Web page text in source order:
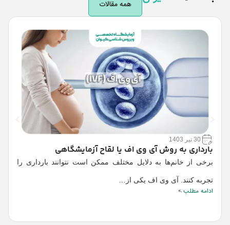
همه مقالات
30 تیر 1403
بارداری به روش آی وی اف یا لقاح آزمایشگاهی
برخی از خانم‌ها به دلایل مختلف ممکن است نتوانند بارداری را
تجربه کنند. آی وی اف یکی از…
ادامه مطلب